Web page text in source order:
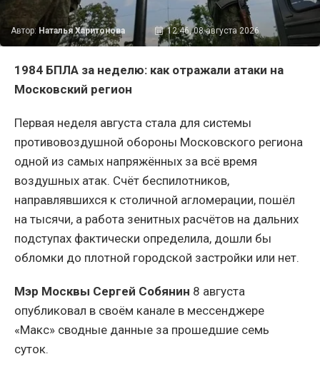
Автор: Наталья Харитонова 12:46, 08 августа 2026
1984 БПЛА за неделю: как отражали атаки на
Московский регион
Первая неделя августа стала для системы
противовоздушной обороны Московского региона
одной из самых напряжённых за всё время
воздушных атак. Счёт беспилотников,
направлявшихся к столичной агломерации, пошёл
на тысячи, а работа зенитных расчётов на дальних
подступах фактически определила, дошли бы
обломки до плотной городской застройки или нет.
Мэр Москвы Сергей Собянин 8 августа
опубликовал в своём канале в мессенджере
«Макс» сводные данные за прошедшие семь
суток.